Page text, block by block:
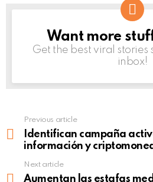
NEWSLETTER
Want more
Get the best viral stories
inbox!
more
Previous article
Identifican campaña
información y
Next article
Aumentan las estafas